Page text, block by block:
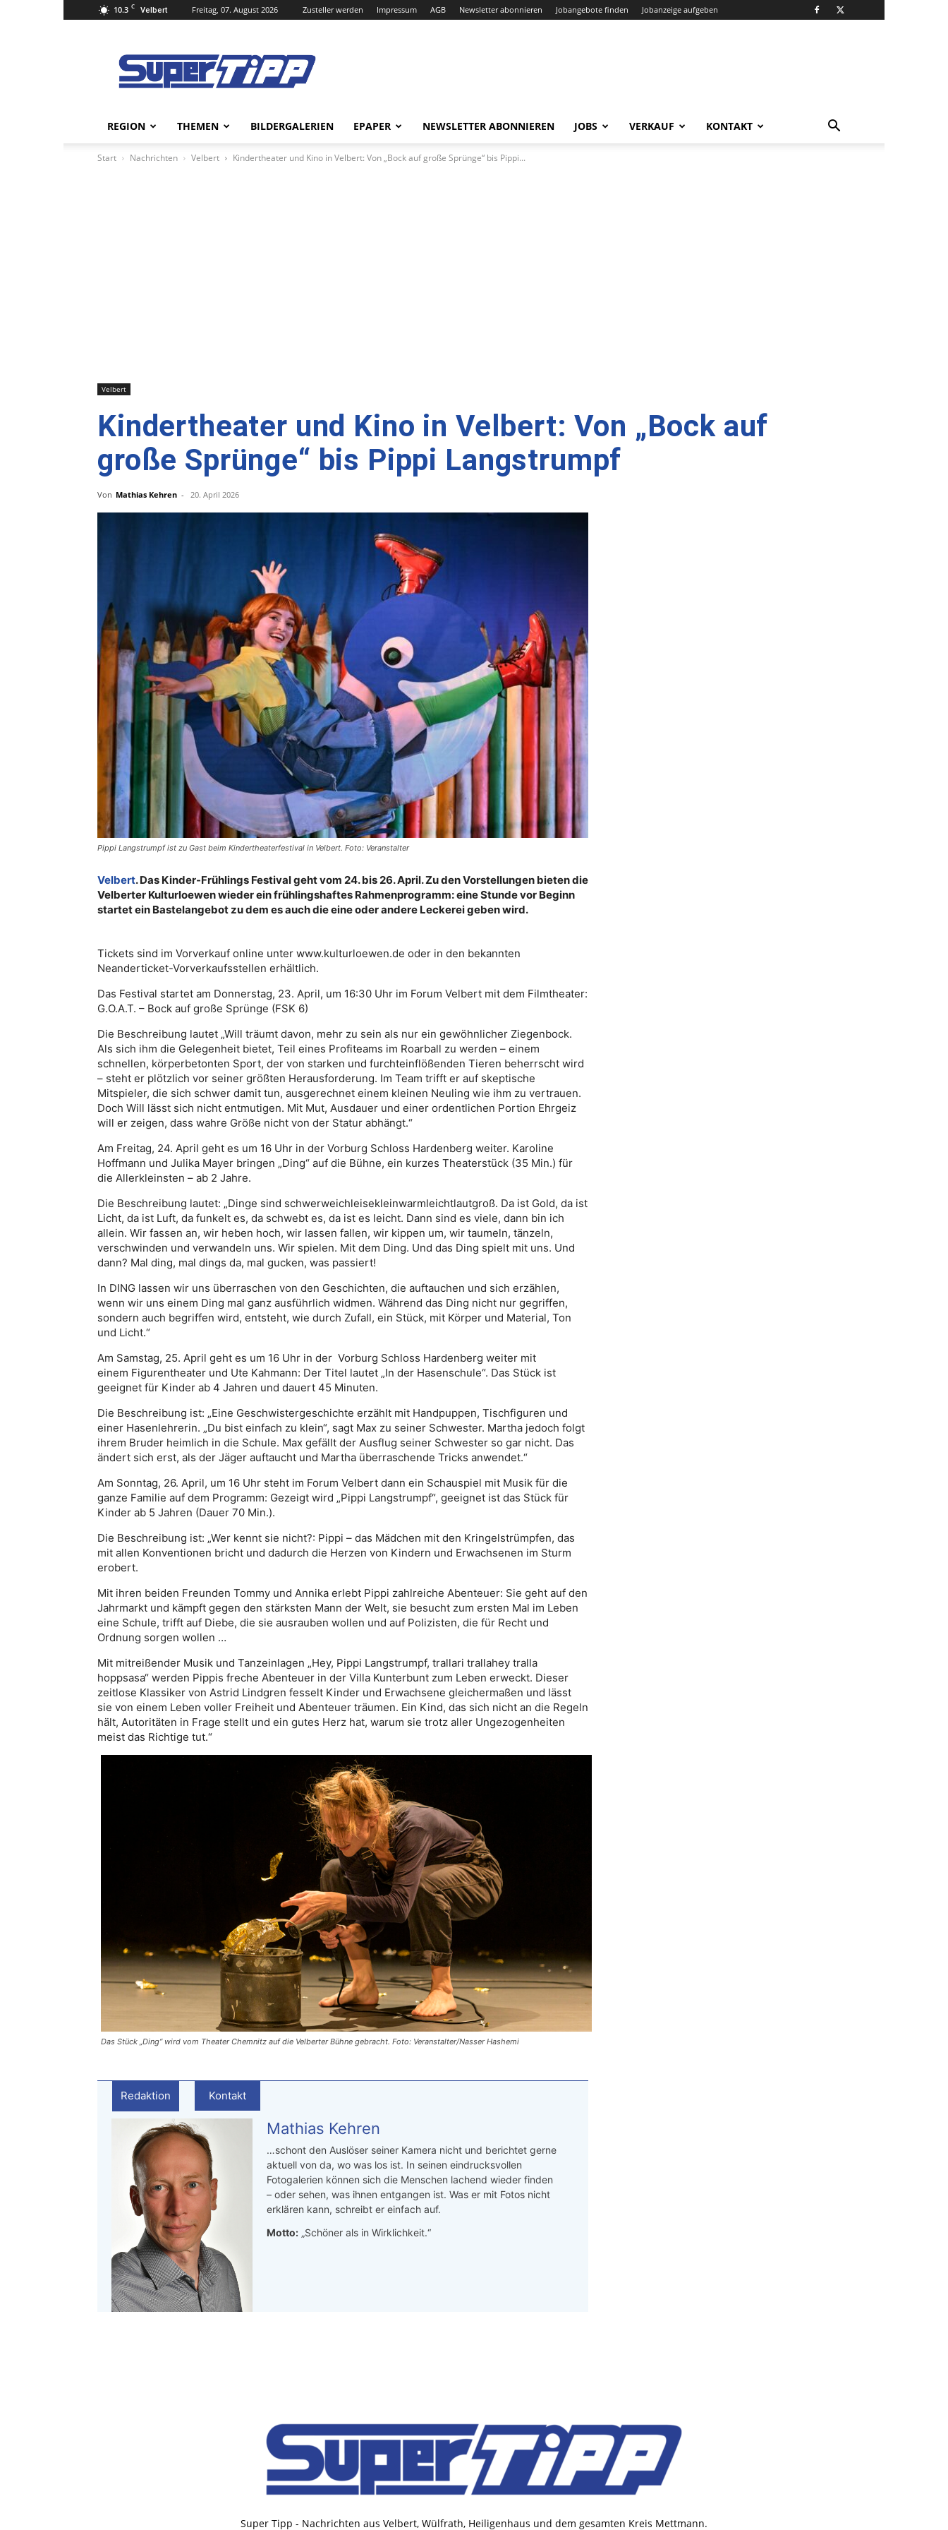
10.3 C Velbert Freitag, 07. August 2026 Zusteller werden Impressum AGB Newsletter abonnieren Jobangebote finden Jobanzeige aufgeben
Tipp
Online
REGION THEMEN BILDERGALERIEN EPAPER NEWSLETTER ABONNIEREN JOBS VERKAUF KONTAKT
Start Nachrichten Velbert Kindertheater und Kino in Velbert: Von „Bock auf große Sprünge“ bis Pippi...
Velbert
Kindertheater und Kino in Velbert: Von „Bock auf
große Sprünge“ bis Pippi Langstrumpf
Von Mathias Kehren - 20. April 2026
Pippi Langstrumpf ist zu Gast beim Kindertheaterfestival in Velbert. Foto: Veranstalter
Velbert. Das Kinder-Frühlings Festival geht vom 24. bis 26. April. Zu den Vorstellungen bieten die
Velberter Kulturloewen wieder ein frühlingshaftes Rahmenprogramm: eine Stunde vor Beginn
startet ein Bastelangebot zu dem es auch die eine oder andere Leckerei geben wird.
Tickets sind im Vorverkauf online unter www.kulturloewen.de oder in den bekannten
Neanderticket-Vorverkaufsstellen erhältlich.
Das Festival startet am Donnerstag, 23. April, um 16:30 Uhr im Forum Velbert mit dem Filmtheater:
G.O.A.T. – Bock auf große Sprünge (FSK 6)
Die Beschreibung lautet „Will träumt davon, mehr zu sein als nur ein gewöhnlicher Ziegenbock.
Als sich ihm die Gelegenheit bietet, Teil eines Profiteams im Roarball zu werden – einem
schnellen, körperbetonten Sport, der von starken und furchteinflößenden Tieren beherrscht wird
– steht er plötzlich vor seiner größten Herausforderung. Im Team trifft er auf skeptische
Mitspieler, die sich schwer damit tun, ausgerechnet einem kleinen Neuling wie ihm zu vertrauen.
Doch Will lässt sich nicht entmutigen. Mit Mut, Ausdauer und einer ordentlichen Portion Ehrgeiz
will er zeigen, dass wahre Größe nicht von der Statur abhängt.“
Am Freitag, 24. April geht es um 16 Uhr in der Vorburg Schloss Hardenberg weiter. Karoline
Hoffmann und Julika Mayer bringen „Ding“ auf die Bühne, ein kurzes Theaterstück (35 Min.) für
die Allerkleinsten – ab 2 Jahre.
Die Beschreibung lautet: „Dinge sind schwerweichleisekleinwarmleichtlautgroß. Da ist Gold, da ist
Licht, da ist Luft, da funkelt es, da schwebt es, da ist es leicht. Dann sind es viele, dann bin ich
allein. Wir fassen an, wir heben hoch, wir lassen fallen, wir kippen um, wir taumeln, tänzeln,
verschwinden und verwandeln uns. Wir spielen. Mit dem Ding. Und das Ding spielt mit uns. Und
dann? Mal ding, mal dings da, mal gucken, was passiert!
In DING lassen wir uns überraschen von den Geschichten, die auftauchen und sich erzählen,
wenn wir uns einem Ding mal ganz ausführlich widmen. Während das Ding nicht nur gegriffen,
sondern auch begriffen wird, entsteht, wie durch Zufall, ein Stück, mit Körper und Material, Ton
und Licht.“
Am Samstag, 25. April geht es um 16 Uhr in der Vorburg Schloss Hardenberg weiter mit
einem Figurentheater und Ute Kahmann: Der Titel lautet „In der Hasenschule“. Das Stück ist
geeignet für Kinder ab 4 Jahren und dauert 45 Minuten.
Die Beschreibung ist: „Eine Geschwistergeschichte erzählt mit Handpuppen, Tischfiguren und
einer Hasenlehrerin. „Du bist einfach zu klein“, sagt Max zu seiner Schwester. Martha jedoch folgt
ihrem Bruder heimlich in die Schule. Max gefällt der Ausflug seiner Schwester so gar nicht. Das
ändert sich erst, als der Jäger auftaucht und Martha überraschende Tricks anwendet.“
Am Sonntag, 26. April, um 16 Uhr steht im Forum Velbert dann ein Schauspiel mit Musik für die
ganze Familie auf dem Programm: Gezeigt wird „Pippi Langstrumpf“, geeignet ist das Stück für
Kinder ab 5 Jahren (Dauer 70 Min.).
Die Beschreibung ist: „Wer kennt sie nicht?: Pippi – das Mädchen mit den Kringelstrümpfen, das
mit allen Konventionen bricht und dadurch die Herzen von Kindern und Erwachsenen im Sturm
erobert.
Mit ihren beiden Freunden Tommy und Annika erlebt Pippi zahlreiche Abenteuer: Sie geht auf den
Jahrmarkt und kämpft gegen den stärksten Mann der Welt, sie besucht zum ersten Mal im Leben
eine Schule, trifft auf Diebe, die sie ausrauben wollen und auf Polizisten, die für Recht und
Ordnung sorgen wollen …
Mit mitreißender Musik und Tanzeinlagen „Hey, Pippi Langstrumpf, trallari trallahey tralla
hoppsasa“ werden Pippis freche Abenteuer in der Villa Kunterbunt zum Leben erweckt. Dieser
zeitlose Klassiker von Astrid Lindgren fesselt Kinder und Erwachsene gleichermaßen und lässt
sie von einem Leben voller Freiheit und Abenteuer träumen. Ein Kind, das sich nicht an die Regeln
hält, Autoritäten in Frage stellt und ein gutes Herz hat, warum sie trotz aller Ungezogenheiten
meist das Richtige tut.“
Das Stück „Ding“ wird vom Theater Chemnitz auf die Velberter Bühne gebracht. Foto: Veranstalter/Nasser Hashemi
Redaktion Kontakt
Mathias Kehren
…schont den Auslöser seiner Kamera nicht und berichtet gerne
aktuell von da, wo was los ist. In seinen eindrucksvollen
Fotogalerien können sich die Menschen lachend wieder finden
– oder sehen, was ihnen entgangen ist. Was er mit Fotos nicht
erklären kann, schreibt er einfach auf.
Motto: „Schöner als in Wirklichkeit.“
Super Tipp - Nachrichten aus Velbert, Wülfrath, Heiligenhaus und dem gesamten Kreis Mettmann.